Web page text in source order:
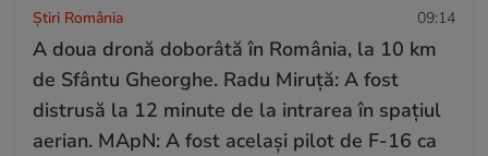
Știri România 09:14
A doua dronă doborâtă în România, la 10 km
de Sfântu Gheorghe. Radu Miruță: A fost
distrusă la 12 minute de la intrarea în spațiul
aerian. MApN: A fost același pilot de F-16 ca